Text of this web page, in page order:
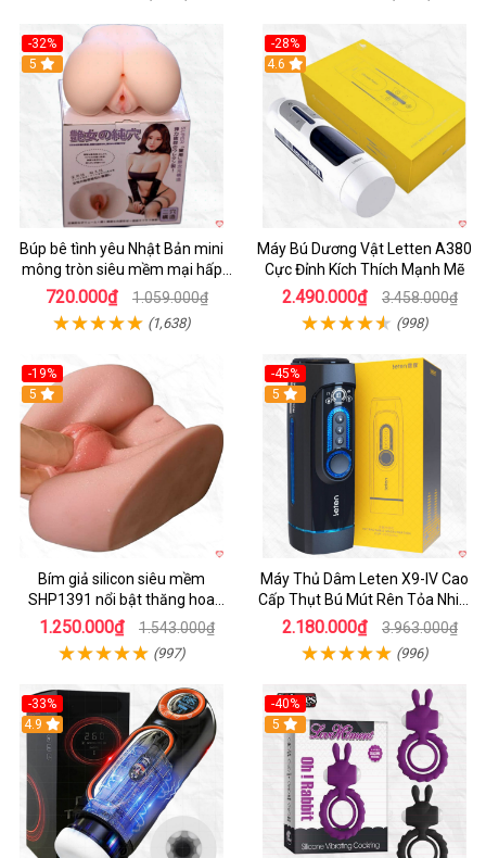
-32%
Hot
5
Búp bê tình yêu Nhật Bản mini
mông tròn siêu mềm mại hấp
dẫn
720.000₫ 1.059.000₫
(1,638)
-28%
Hot
4.6
Máy Bú Dương Vật Letten A380
Cực Đỉnh Kích Thích Mạnh Mẽ
2.490.000₫ 3.458.000₫
(998)
-19%
Hot
5
Bím giả silicon siêu mềm
SHP1391 nổi bật thăng hoa
hoàn hảo
1.250.000₫ 1.543.000₫
(997)
-45%
Hot
5
Máy Thủ Dâm Leten X9-IV Cao
Cấp Thụt Bú Mút Rên Tỏa Nhiệt
Sạc Pin
2.180.000₫ 3.963.000₫
(996)
-33%
Hot
4.9
-40%
5